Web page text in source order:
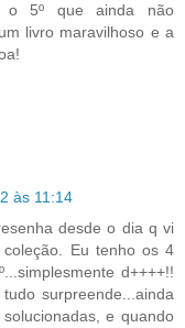
o 5º que ainda não
livro maravilhoso e a
às 11:14
desde o dia q vi
Eu tenho os 4
d++++!!
surpreende...ainda
e quando